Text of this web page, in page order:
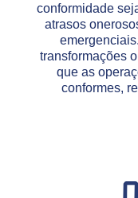
conformidade
atrasos
transformações
que as
conformes,